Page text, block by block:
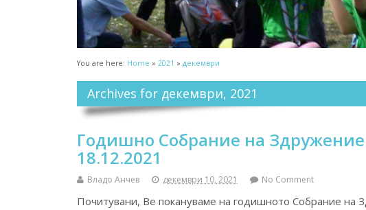
You are here: Home » 2021 » декември
Archives for декември, 2021
Годишно Собрание на
18.12.2021
Владо Анчев декември 10, 2021 No Comment
Почитувани, Ве покануваме на годишното Собрание на